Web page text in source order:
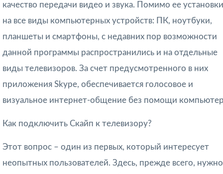
качество передачи видео и звука. Помимо ее установки
на все виды компьютерных устройств: ПК, ноутбуки,
планшеты и смартфоны, с недавних пор возможности
данной программы распространились и на отдельные
виды телевизоров. За счет предусмотренного в них
приложения Skype, обеспечивается голосовое и
визуальное интернет-общение без помощи
Как подключить Скайп к телевизору?
Этот вопрос – один из первых, который интересует
неопытных пользователей. Здесь, прежде всего, нужно